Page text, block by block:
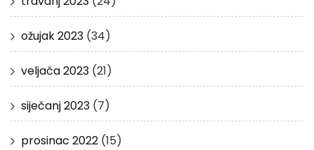
ožujak 2023 (34)
veljača 2023 (21)
siječanj 2023 (7)
prosinac 2022 (15)